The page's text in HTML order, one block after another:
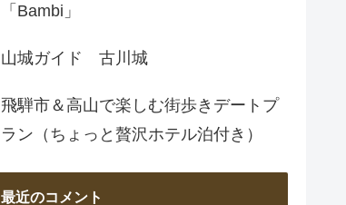
「Bambi」
山城ガイド 古川城
飛騨市＆高山で楽しむ街歩きデートプ
ラン（ちょっと贅沢ホテル泊付き）
最近のコメント